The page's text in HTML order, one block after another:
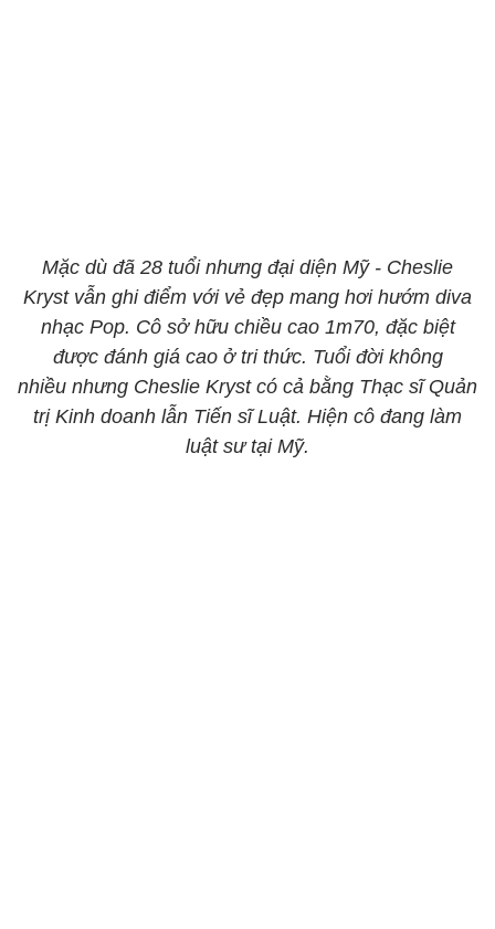
Mặc dù đã 28 tuổi nhưng đại diện Mỹ - Cheslie
Kryst vẫn ghi điểm với vẻ đẹp mang hơi hướm diva
nhạc Pop. Cô sở hữu chiều cao 1m70, đặc biệt
được đánh giá cao ở tri thức. Tuổi đời không
nhiều nhưng Cheslie Kryst có cả bằng Thạc sĩ Quản
trị Kinh doanh lẫn Tiến sĩ Luật. Hiện cô đang làm
luật sư tại Mỹ.